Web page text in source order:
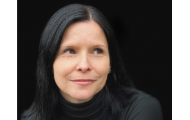
À LA POINTE DE LA PROFESSION
À PROPOS DEVENIR MEMBRE